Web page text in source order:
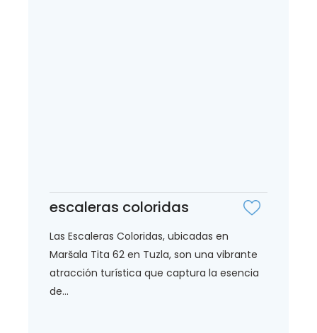
escaleras coloridas
Las Escaleras Coloridas, ubicadas en
Maršala Tita 62 en Tuzla, son una vibrante
atracción turística que captura la esencia
de...